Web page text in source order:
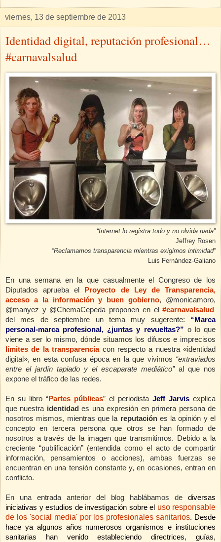
viernes, 13 de septiembre de 2013
Identidad digital, reputación profesional…
#carnavalsalud
“Internet lo registra todo y no olvida nada”
Jeffrey Rosen
“Reclamamos transparencia mientras exigimos intimidad”
Luis Fernández-Galiano
En una semana en la que casualmente el Congreso de los
Diputados aprueba el
Proyecto de Ley deTransparencia,
acceso a la información y buen gobierno, @monicamoro,
@manyez y @ChemaCepeda proponen en el#carnavalsalud
del mes de septiembre un tema muy sugerente: “Marca
personal-marca profesional, ¿juntas y revueltas?” o lo que
viene a ser lo mismo, dónde situamos los difusos e imprecisos
límites de la transparenciacon respecto a nuestra «identidad
digital», en esta confusa época en la que vivimos “extraviados
entre el jardín tapiado y el escaparate mediático”al que nos
expone el tráfico de las redes.
En su libro “Partes públicas” el periodista Jeff Jarvis explica
que nuestra identidad es una expresión en primera persona de
nosotros mismos, mientras que la reputaciónes la opinión y el
concepto en tercera persona que otros se han formado de
nosotros a través de la imagen que transmitimos. Debido a la
creciente “publificación” (entendida como el acto de compartir
información, pensamientos o acciones), ambas fuerzas se
encuentran en una tensión constante y, en ocasiones, entran en
conflicto.
En una entrada anterior del blog hablábamos de diversas
iniciativas y estudios deinvestigación sobre el uso responsable
de los 'social media' por los profesionales sanitarios. Desde
hace ya algunos años numerosos organismos e instituciones
sanitarias han venido estableciendo directrices, guías,